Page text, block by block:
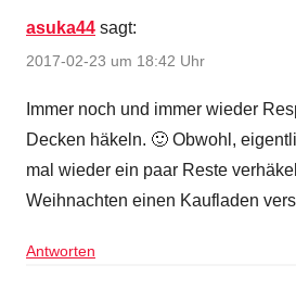
asuka44 sagt:
2017-02-23 um 18:42 Uhr
Immer noch und immer wieder
Decken häkeln. 🙂 Obwohl,
mal wieder ein paar Reste
Weihnachten einen Kaufladen
Antworten